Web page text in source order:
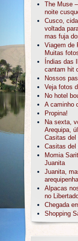
The Muse
noite
Cusco,
voltada
mas fuja
Viagem de
Muitas
Índias das
cantam hit
Nossos
Veja fotos
No hotel
A caminho
Propina!
Na sexta,
Arequipa,
Casitas del
Casitas del
Momia
Juanita
Juanita,
arequipenha
Alpacas
no
Chegada
Shopping